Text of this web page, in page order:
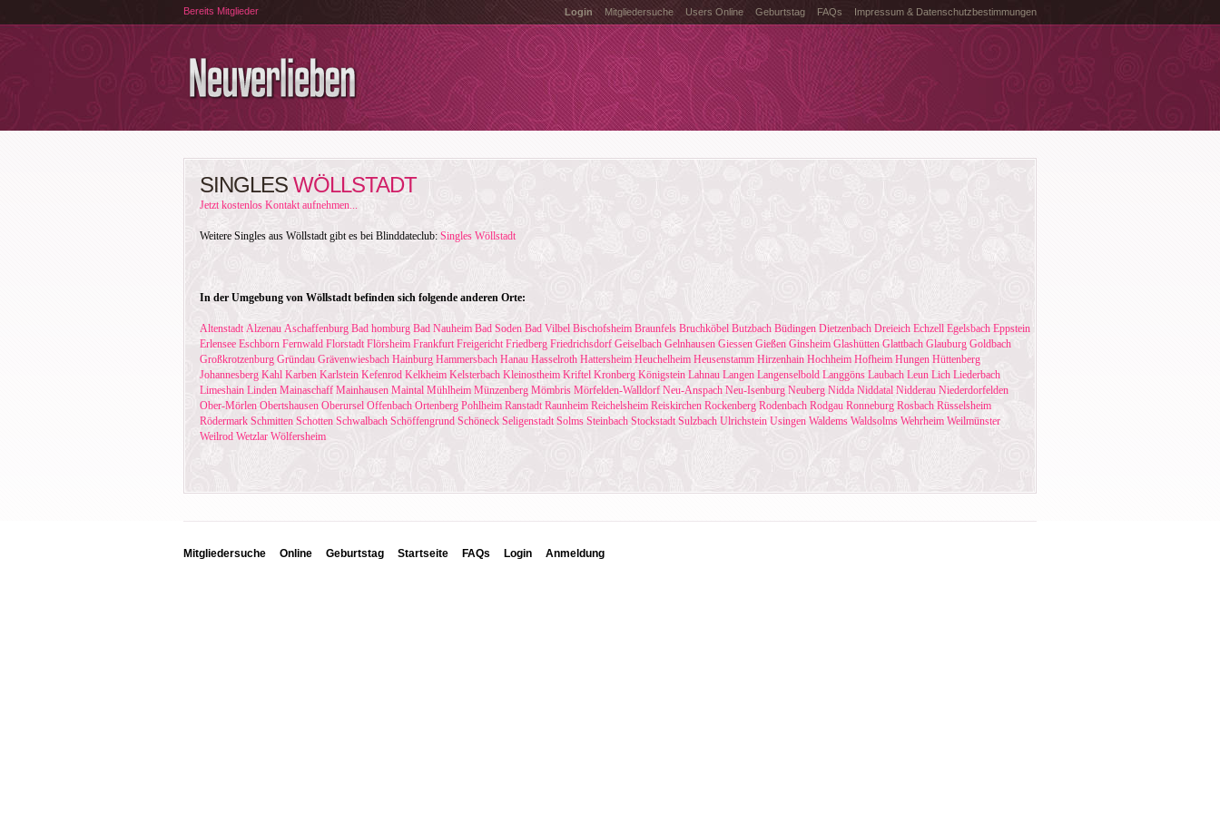
Login Mitgliedersuche Users Online Geburtstag FAQs Impressum & Datenschutzbestimmungen
Bereits Mitglieder
SINGLES WÖLLSTADT
Jetzt kostenlos Kontakt aufnehmen...
Weitere Singles aus Wöllstadt gibt es bei Blinddateclub: Singles Wöllstadt
In der Umgebung von Wöllstadt befinden sich folgende anderen Orte:
Altenstadt Alzenau Aschaffenburg Bad homburg Bad Nauheim Bad Soden Bad Vilbel Bischofsheim Braunfels Bruchköbel Butzbach Büdingen Dietzenbach Dreieich Echzell Egelsbach Eppstein
Erlensee Eschborn Fernwald Florstadt Flörsheim Frankfurt Freigericht Friedberg Friedrichsdorf Geiselbach Gelnhausen Giessen Gießen Ginsheim Glashütten Glattbach Glauburg Goldbach
Großkrotzenburg Gründau Grävenwiesbach Hainburg Hammersbach Hanau Hasselroth Hattersheim Heuchelheim Heusenstamm Hirzenhain Hochheim Hofheim Hungen Hüttenberg
Johannesberg Kahl Karben Karlstein Kefenrod Kelkheim Kelsterbach Kleinostheim Kriftel Kronberg Königstein Lahnau Langen Langenselbold Langgöns Laubach Leun Lich Liederbach
Limeshain Linden Mainaschaff Mainhausen Maintal Mühlheim Münzenberg Mömbris Mörfelden-Walldorf Neu-Anspach Neu-Isenburg Neuberg Nidda Niddatal Nidderau Niederdorfelden
Ober-Mörlen Obertshausen Oberursel Offenbach Ortenberg Pohlheim Ranstadt Raunheim Reichelsheim Reiskirchen Rockenberg Rodenbach Rodgau Ronneburg Rosbach Rüsselsheim
Rödermark Schmitten Schotten Schwalbach Schöffengrund Schöneck Seligenstadt Solms Steinbach Stockstadt Sulzbach Ulrichstein Usingen Waldems Waldsolms Wehrheim Weilmünster
Weilrod Wetzlar Wölfersheim
Mitgliedersuche Online Geburtstag Startseite FAQs Login Anmeldung